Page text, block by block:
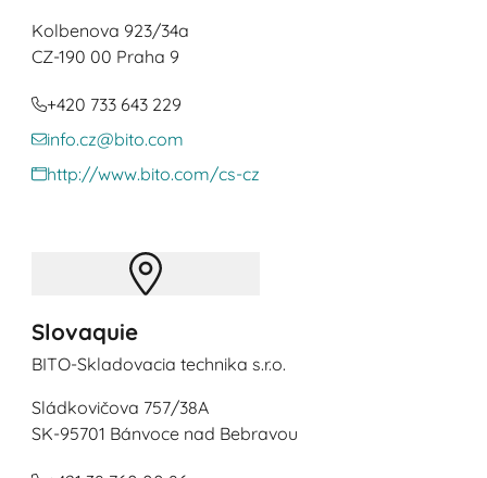
Kolbenova 923/34a
CZ-190 00 Praha 9
+420 733 643 229
info.cz@bito.com
http://www.bito.com/cs-cz
Slovaquie
BITO-Skladovacia technika s.r.o.
Sládkovičova 757/38A
SK-95701 Bánvoce nad Bebravou